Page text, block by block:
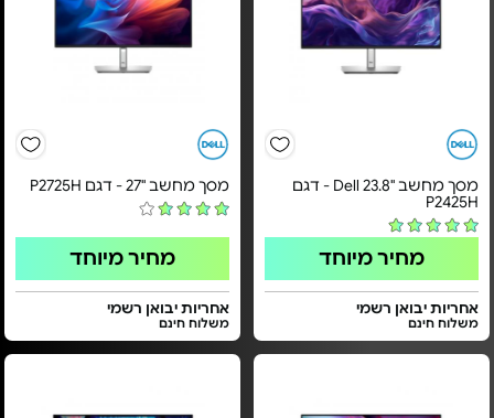
מסך מחשב "23.8 Dell - דגם
P2425H
מחיר מיוחד
אחריות יבואן רשמי
משלוח חינם
מסך מחשב "27 - דגם P2725H
מחיר מיוחד
אחריות יבואן רשמי
משלוח חינם